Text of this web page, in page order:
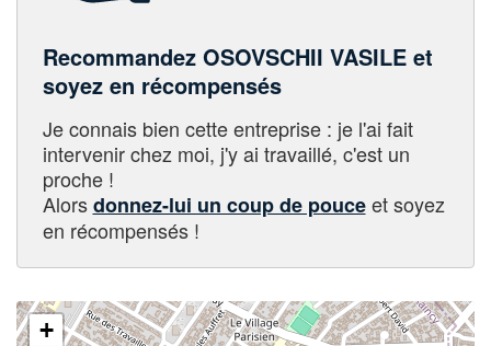
Recommandez OSOVSCHII VASILE et
soyez en récompensés
Je connais bien cette entreprise : je l'ai fait
intervenir chez moi, j'y ai travaillé, c'est un
proche !
Alorsdonnez-lui un coup de pouceet soyez
en récompensés !
+